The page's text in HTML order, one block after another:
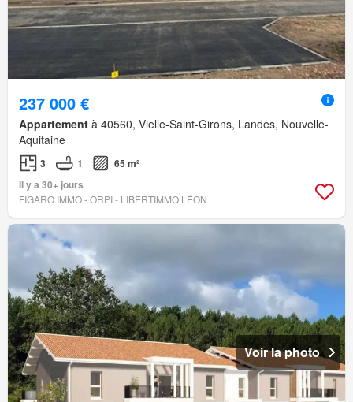
237 000 €
Appartement à 40560, Vielle-Saint-Girons, Landes, Nouvelle-
Aquitaine
3 1
65 m²
Il y a 30+ jours
FIGARO IMMO - ORPI - LIBERTIMMO LÉON
Voir la photo